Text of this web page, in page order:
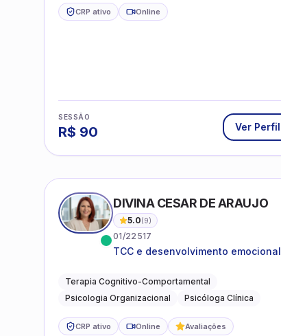
CRP ativo Online
SESSÃO
R$ 90 Ver Perfil
DIVINA CESAR DE ARAUJO
5.0(9)
01/22517
TCC e desenvolvimento emocional
Terapia Cognitivo-Comportamental
Psicologia Organizacional
Psicóloga Clínica
CRP ativo Online Avaliações